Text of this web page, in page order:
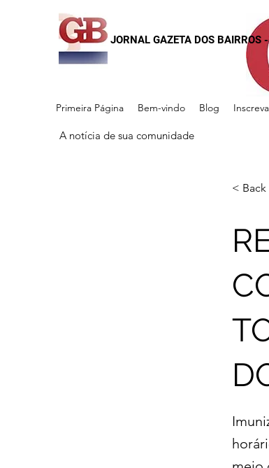
JORNAL GAZETA DOS BAIRROS
Primeira Página Bem-vindo Blog
A notícia de sua comunidade
< Back